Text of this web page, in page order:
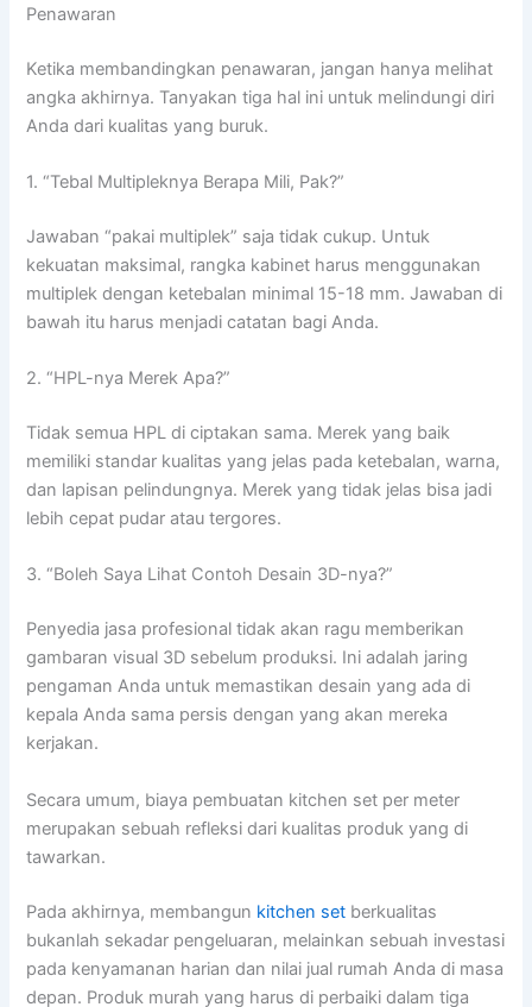
Penawaran
Ketika membandingkan penawaran, jangan hanya melihat
angka akhirnya. Tanyakan tiga hal ini untuk melindungi diri
Anda dari kualitas yang buruk.
1. “Tebal Multipleknya Berapa Mili, Pak?”
Jawaban “pakai multiplek” saja tidak cukup. Untuk
kekuatan maksimal, rangka kabinet harus menggunakan
multiplek dengan ketebalan minimal 15-18 mm. Jawaban di
bawah itu harus menjadi catatan bagi Anda.
2. “HPL-nya Merek Apa?”
Tidak semua HPL di ciptakan sama. Merek yang baik
memiliki standar kualitas yang jelas pada ketebalan, warna,
dan lapisan pelindungnya. Merek yang tidak jelas bisa jadi
lebih cepat pudar atau tergores.
3. “Boleh Saya Lihat Contoh Desain 3D-nya?”
Penyedia jasa profesional tidak akan ragu memberikan
gambaran visual 3D sebelum produksi. Ini adalah jaring
pengaman Anda untuk memastikan desain yang ada di
kepala Anda sama persis dengan yang akan mereka
kerjakan.
Secara umum, biaya pembuatan kitchen set per meter
merupakan sebuah refleksi dari kualitas produk yang di
tawarkan.
Pada akhirnya, membangun kitchen set berkualitas
bukanlah sekadar pengeluaran, melainkan sebuah investasi
pada kenyamanan harian dan nilai jual rumah Anda di masa
depan. Produk murah yang harus di perbaiki dalam tiga